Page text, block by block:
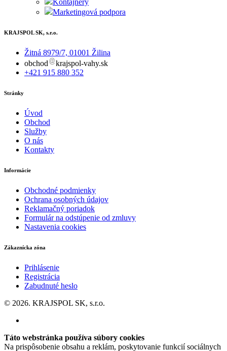
Kontajnery
Marketingová podpora
KRAJSPOL SK, s.r.o.
Žitná 8979/7, 01001 Žilina
obchod
krajspol-vahy.sk
+421 915 880 352
Stránky
Úvod
Obchod
Služby
O nás
Kontakty
Informácie
Obchodné podmienky
Ochrana osobných údajov
Reklamačný poriadok
Formulár na odstúpenie od zmluvy
Nastavenia cookies
Zákaznícka zóna
Prihlásenie
Registrácia
Zabudnuté heslo
© 2026. KRAJSPOL SK, s.r.o.
Táto webstránka používa súbory cookies
Na prispôsobenie obsahu a reklám, poskytovanie funkcií sociálnych